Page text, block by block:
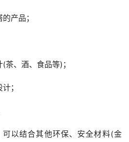
产品；
茶、酒、食品等)；
；
以结合其他环保、安全材料(金